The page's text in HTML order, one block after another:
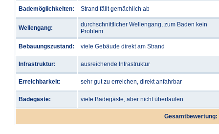
Bademöglichkeiten: Strand fällt gemächlich ab
Wellengang:
durchschnittlicher Wellengang, zum Baden kein
Problem
Bebauungszustand: viele Gebäude direkt am Strand
Infrastruktur: ausreichende Infrastruktur
Erreichbarkeit: sehr gut zu erreichen, direkt anfahrbar
Badegäste: viele Badegäste, aber nicht überlaufen
Gesamtbewertung: